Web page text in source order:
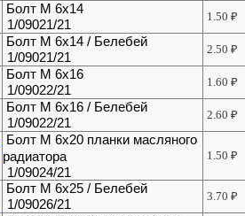
Болт М 6х14
1/09021/21
1.50₽
Болт М 6х14 / Белебей
1/09021/21
2.50₽
Болт М 6х16
1/09022/21
1.60₽
Болт М 6х16 / Белебей
1/09022/21
2.60₽
Болт М 6х20 планки масляного
радиатора
1/09024/21
1.50₽
Болт М 6х25 / Белебей
1/09026/21
3.70₽